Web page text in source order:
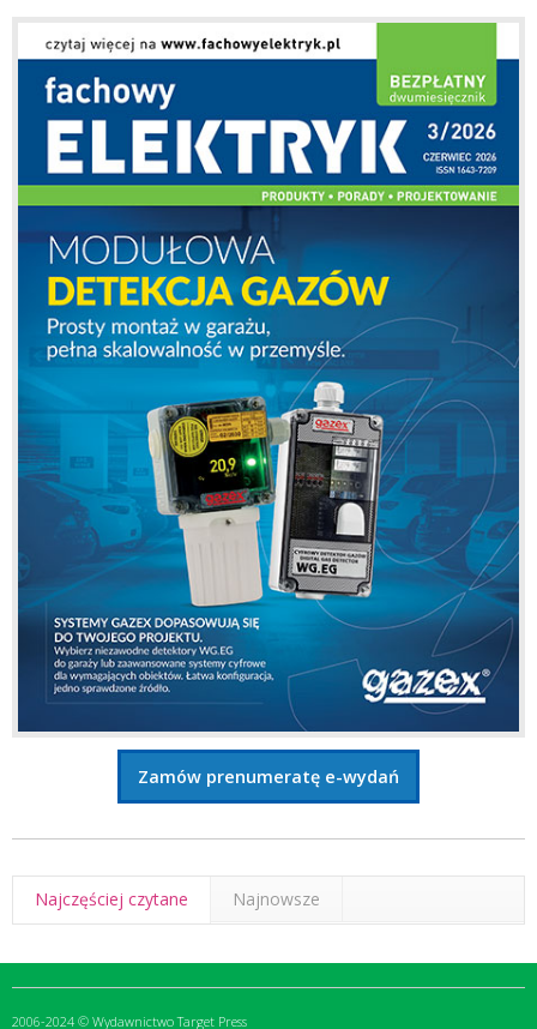
Zamów prenumeratę e-wydań
Najczęściej czytane Najnowsze
2006-2024 © Wydawnictwo Target Press